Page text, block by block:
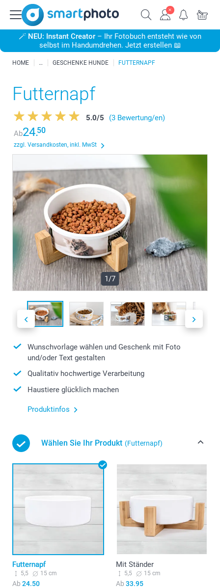
🪄 NEU: Instant Creator – Ihr Fotobuch entsteht wie von
selbst im Handumdrehen. Jetzt erstellen 📖
HOME GESCHENKE HUNDE FUTTERNAPF
Futternapf
5.0/5
(3 Bewertung/en)
Ab24.50
zzgl. Versandkosten, inkl. MwSt
1/7
Wunschvorlage wählen und Geschenk mit Foto
und/oder Text gestalten
Qualitativ hochwertige Verarbeitung
Haustiere glücklich machen
Produktinfos
Wählen Sie Ihr Produkt (Futternapf)
Futternapf
5,5 15 cm
Ab 24.50
Mit Ständer
5,5 15 cm
Ab 33.95